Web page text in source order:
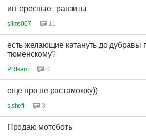
интересные транзиты
slims007 11
есть желающие катануть до дубравы
тюменскому?
PRteam 0
еще про не растаможку))
s.sheff 3
Продаю мотоботы